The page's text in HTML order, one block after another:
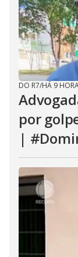
DO R7/HÁ 9
por
|